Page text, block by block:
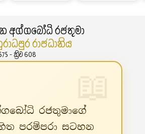
අග්ගබෝධි රජතුමා
රාජධානිය
- ක්‍රිව 608
රජතුමාගේ
පරම්පරා සටහන